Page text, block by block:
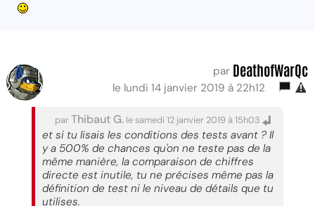
par DeathofWarQc
le lundi 14 janvier 2019 à 22h12
parThibaut G. le samedi 12 janvier 2019 à 15h03
et si tu lisais les conditions des tests avant ? Il
y a 500% de chances qu'on ne teste pas de la
même manière, la comparaison de chiffres
directe est inutile, tu ne précises même pas la
définition de test ni le niveau de détails que tu
utilises.